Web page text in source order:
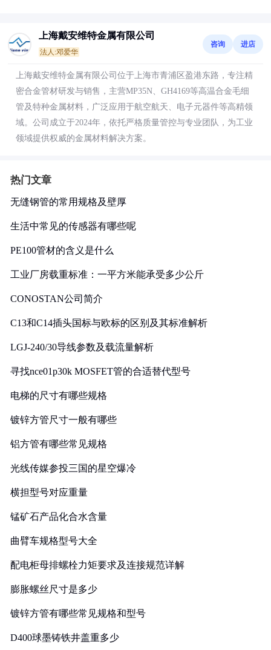
上海戴安维特金属有限公司
法人:邓爱华
咨询 进店
上海戴安维特金属有限公司位于上海市青浦区盈港东路，专注精
密合金管材研发与销售，主营MP35N、GH4169等高温合金毛细
管及特种金属材料，广泛应用于航空航天、电子元器件等高精领
域。公司成立于2024年，依托严格质量管控与专业团队，为工业
领域提供权威的金属材料解决方案。
热门文章
无缝钢管的常用规格及壁厚
生活中常见的传感器有哪些呢
PE100管材的含义是什么
工业厂房载重标准：一平方米能承受多少公斤
CONOSTAN公司简介
C13和C14插头国标与欧标的区别及其标准解析
LGJ-240/30导线参数及载流量解析
寻找nce01p30k MOSFET管的合适替代型号
电梯的尺寸有哪些规格
镀锌方管尺寸一般有哪些
铝方管有哪些常见规格
光线传媒参投三国的星空爆冷
横担型号对应重量
锰矿石产品化合水含量
曲臂车规格型号大全
配电柜母排螺栓力矩要求及连接规范详解
膨胀螺丝尺寸是多少
镀锌方管有哪些常见规格和型号
D400球墨铸铁井盖重多少